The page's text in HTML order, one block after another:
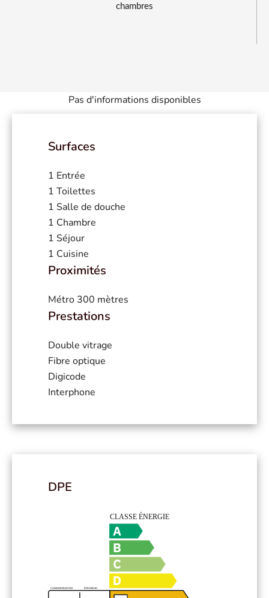
chambres
Pas d'informations disponibles
Surfaces
1 Entrée
1 Toilettes
1 Salle de douche
1 Chambre
1 Séjour
1 Cuisine
Proximités
Métro 300 mètres
Prestations
Double vitrage
Fibre optique
Digicode
Interphone
DPE